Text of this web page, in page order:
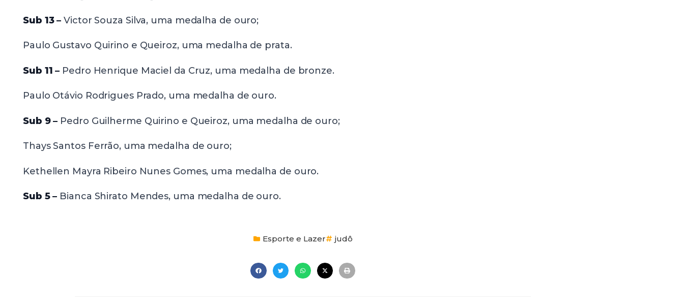
Sub 13 –Victor Souza Silva, uma medalha de ouro;
Paulo Gustavo Quirino e Queiroz, uma medalha de prata.
Sub 11 – Pedro Henrique Maciel da Cruz, uma medalha de bronze.
Paulo Otávio Rodrigues Prado, uma medalha de ouro.
Sub 9 – Pedro Guilherme Quirino e Queiroz, uma medalha de ouro;
Thays Santos Ferrão, uma medalha de ouro;
Kethellen Mayra Ribeiro Nunes Gomes, uma medalha de ouro.
Sub 5 – Bianca Shirato Mendes, uma medalha de ouro.
Esporte e Lazer judô